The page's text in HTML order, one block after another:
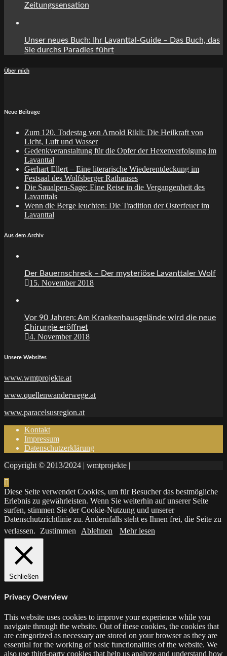
Zeitungssensation
Unser neues Buch: Ihr Lavanttal-Guide – Das Buch, das
Sie durchs Paradies führt
Über mich
Neue Beiträge
Zum 120. Todestag von Arnold Rikli: Die Heilkraft von
Licht, Luft und Wasser
Gedenkveranstaltung für die Opfer der Hexenverfolgung im
Lavanttal
Gerhart Ellert – Eine literarische Wiederentdeckung im
Festsaal des Wolfsberger Rathauses
Die Saualpen-Sage: Eine Reise in die Vergangenheit des
Lavanttals
Wenn die Berge leuchten: Die Tradition der Osterfeuer im
Lavanttal
Aus dem Archiv
Der Bauernschreck – Der mysteriöse Lavanttaler Wolf
15. November 2018
Vor 90 Jahren: Am Krankenhausgelände wird die neue
Chirurgie eröffnet
4. November 2018
Unsere Websites
www.wmtprojekte.at
www.quellenwanderwege.at
www.paracelsusregion.at
Kontakt
Impressum
Datenschutzerklärung
Copyright © 2013/2024 | wmtprojekte |
Diese Seite verwendet Cookies, um für Besucher das bestmögliche
Erlebnis zu gewährleisten. Wenn Sie weiterhin auf unserer Seite
surfen, stimmen Sie der Cookie-Nutzung und unserer
Datenschutzrichtlinie zu. Andernfalls steht es Ihnen frei, die Seite zu
verlassen.
Zustimmen Ablehnen Mehr lesen
Schließen
Privacy Overview
This website uses cookies to improve your experience while you
navigate through the website. Out of these cookies, the cookies that
are categorized as necessary are stored on your browser as they are
essential for the working of basic functionalities of the website. We
also use third-party cookies that help us analyze and understand how